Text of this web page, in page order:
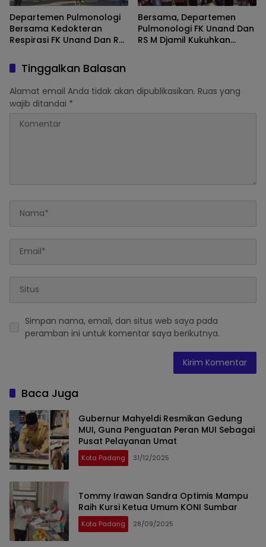
Departemen Pulmonologi
Bersama Kedokteran
Respirasi FK Unand Dan RS
Senam ” Paru Sehat ” Dan
HUT Kota Padang
Bersama, Departemen
Pulmonologi FK Unand Dan
RS M Djamil Kukuhkan
Pulmonary Update 2025
Tinggalkan Balasan
Alamat email Anda tidak akan dipublikasikan. Ruas yang
wajib ditandai *
Simpan nama, email, dan situs web saya pada
peramban ini untuk komentar saya berikutnya.
Baca Juga
Gubernur Mahyeldi Resmikan Gedung
MUI, Guna Penguatan Peran MUI Sebagai
Pusat Pelayanan Umat
Kota Padang 31/12/2025
Tommy Irawan Sandra Optimis Mampu
Raih Kursi Ketua Umum KONI Sumbar
Kota Padang 28/09/2025